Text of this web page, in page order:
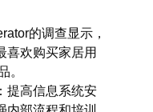
的调查显示，
喜欢购买家居用
。
：提高信息系统安